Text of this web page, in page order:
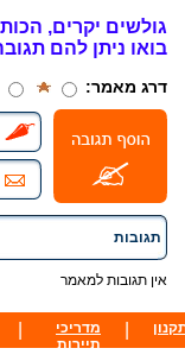
גולשים יקרים,
בואו ניתן להם
דרג מאמר:
תגובות
אין תגובות למאמר
מדריכי
תיירות